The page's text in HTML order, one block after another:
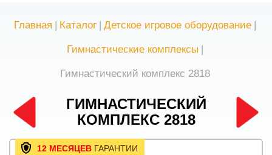
Главная | Каталог | Детское игровое оборудование |
Гимнастические комплексы |
Гимнастический комплекс 2818
ГИМНАСТИЧЕСКИЙ
КОМПЛЕКС 2818
12 МЕСЯЦЕВ ГАРАНТИИ